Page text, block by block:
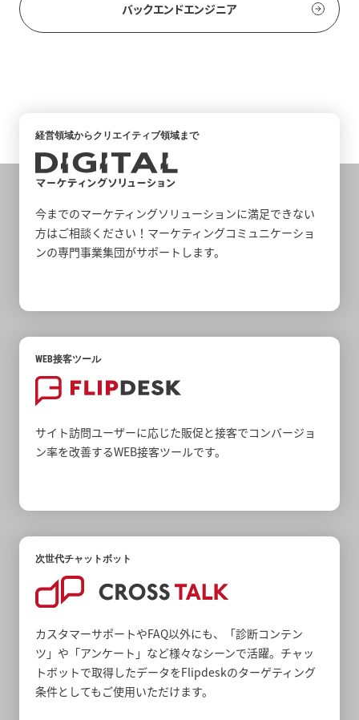
バックエンドエンジニア
経営領域からクリエイティブ領域まで
今までのマーケティングソリューションに満足できない
方はご相談ください！マーケティングコミュニケーショ
ンの専門事業集団がサポートします。
WEB接客ツール
サイト訪問ユーザーに応じた販促と接客でコンバージョ
ン率を改善するWEB接客ツールです。
次世代チャットボット
カスタマーサポートやFAQ以外にも、「診断コンテン
ツ」や「アンケート」など様々なシーンで活躍。チャッ
トボットで取得したデータをFlipdeskのターゲティング
条件としてもご使用いただけます。